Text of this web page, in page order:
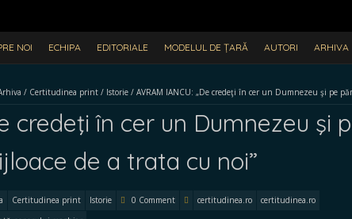
NOI ECHIPA EDITORIALE MODELUL DE ȚARĂ AUTORI ARHIVA
/ Certitudinea print / Istorie / AVRAM IANCU: „De credeţi în cer un Dumnezeu şi pe
credeţi în cer un Dumnezeu şi
de a trata cu noi”
Certitudinea print Istorie 0 Comment certitudinea.ro
certitudinea.ro